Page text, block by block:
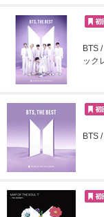
BTS
ック
BTS